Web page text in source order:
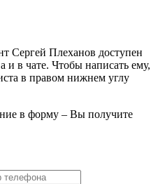
Сергей Плеханов доступен
и в чате. Чтобы написать ему,
в правом нижнем углу
в форму – Вы получите